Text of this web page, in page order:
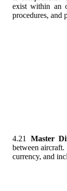
exist within an
procedures,
4.21 Master
between
currency, and